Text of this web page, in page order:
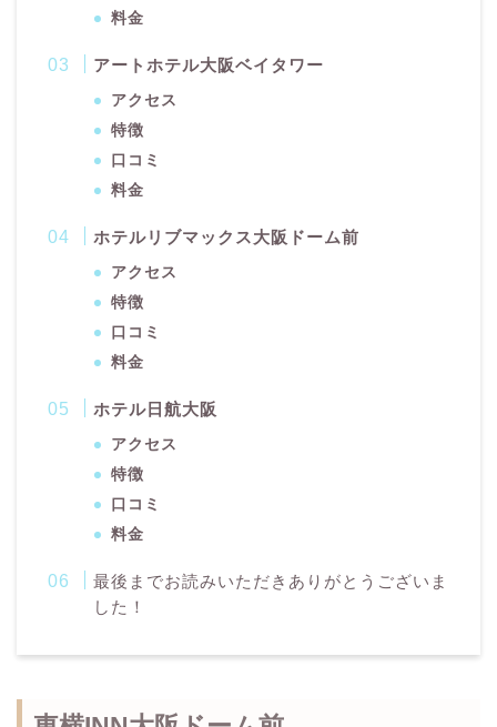
料金
アートホテル大阪ベイタワー
アクセス
特徴
口コミ
料金
ホテルリブマックス大阪ドーム前
アクセス
特徴
口コミ
料金
ホテル日航大阪
アクセス
特徴
口コミ
料金
最後までお読みいただきありがとうございま
した！